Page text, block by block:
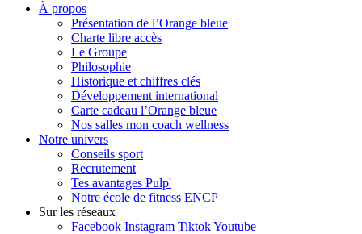
À propos
Présentation de l’Orange bleue
Charte libre accès
Le Groupe
Philosophie
Historique et chiffres clés
Développement international
Carte cadeau l’Orange bleue
Nos salles mon coach wellness
Notre univers
Conseils sport
Recrutement
Tes avantages Pulp'
Notre école de fitness ENCP
Sur les réseaux
Facebook Instagram TiktokYoutube